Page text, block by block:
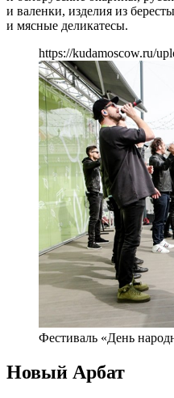
и валенки, изделия из
и мясные деликатесы.
https://kudamoscow.ru/
Фестиваль «День
Новый Арбат